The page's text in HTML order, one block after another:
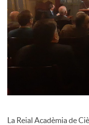
c
i
lLa Reial Acadèmia de